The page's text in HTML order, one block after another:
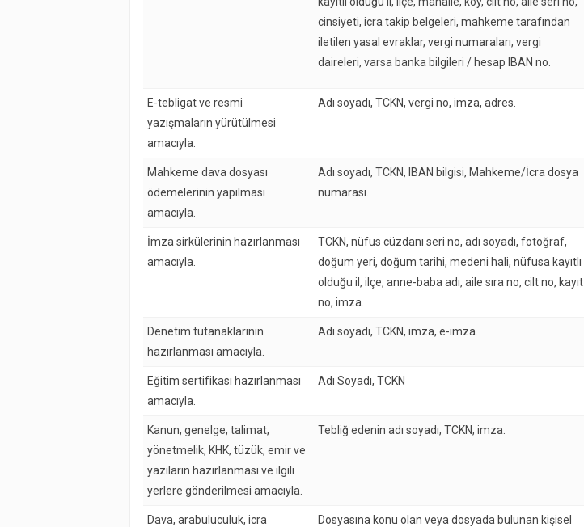
cinsiyeti, icra takip belgeleri, mahkeme tarafından
iletilen yasal evraklar, vergi numaraları, vergi
daireleri, varsa banka bilgileri / hesap IBAN no.
E-tebligat ve resmi
yazışmaların yürütülmesi
amacıyla.
Adı soyadı, TCKN, vergi no, imza, adres.
Mahkeme dava dosyası
ödemelerinin yapılması
amacıyla.
Adı soyadı, TCKN, IBAN bilgisi, Mahkeme/İcra dosya
numarası.
İmza sirkülerinin hazırlanması
amacıyla.
TCKN, nüfus cüzdanı seri no, adı soyadı, fotoğraf,
doğum yeri, doğum tarihi, medeni hali, nüfusa kayıtlı
olduğu il, ilçe, anne-baba adı, aile sıra no, cilt no, kayıt
no, imza.
Denetim tutanaklarının
hazırlanması amacıyla.
Adı soyadı, TCKN, imza, e-imza.
Eğitim sertifikası hazırlanması
amacıyla.
Adı Soyadı, TCKN
Kanun, genelge, talimat,
yönetmelik, KHK, tüzük, emir ve
yazıların hazırlanması ve ilgili
yerlere gönderilmesi amacıyla.
Tebliğ edenin adı soyadı, TCKN, imza.
Dava, arabuluculuk, icra
Dosyasına konu olan veya dosyada bulunan kişisel